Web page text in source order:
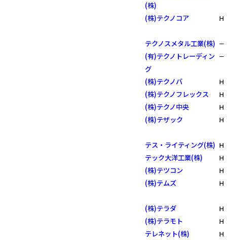
(株)
(株)テクノコア Ｈ
テクノスメタル工業(株) －
(有)テクノトレーディン
グ
－
(株)テクノバ Ｈ
(株)テクノフレックス Ｈ
(株)テクノ中央 Ｈ
(株)テザック Ｈ
テス・ライティング(株) Ｈ
テック大洋工業(株) Ｈ
(株)テツコン Ｈ
(株)テムズ Ｈ
(株)テラダ Ｈ
(株)テラモト Ｈ
テレネット(株) Ｈ